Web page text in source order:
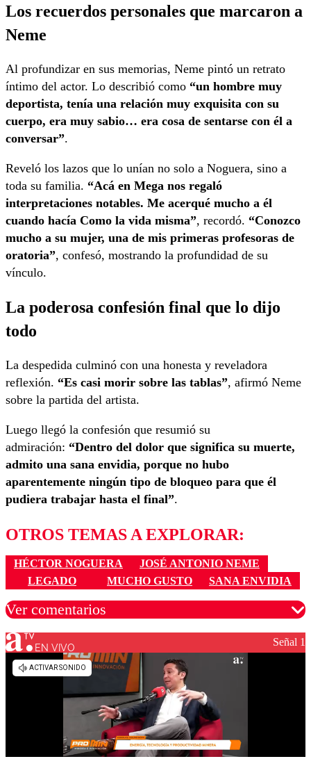
Los recuerdos personales que marcaron a
Neme
Al profundizar en sus memorias, Neme pintó un retrato
íntimo del actor. Lo describió como “un hombre muy
deportista, tenía una relación muy exquisita con su
cuerpo, era muy sabio… era cosa de sentarse con él a
conversar”.
Reveló los lazos que lo unían no solo a Noguera, sino a
toda su familia. “Acá en Mega nos regaló
interpretaciones notables. Me acerqué mucho a él
cuando hacía Como la vida misma”, recordó. “Conozco
mucho a su mujer, una de mis primeras profesoras de
oratoria”, confesó, mostrando la profundidad de su
vínculo.
La poderosa confesión final que lo dijo
todo
La despedida culminó con una honesta y reveladora
reflexión. “Es casi morir sobre las tablas”, afirmó Neme
sobre la partida del artista.
Luego llegó la confesión que resumió su
admiración: “Dentro del dolor que significa su muerte,
admito una sana envidia, porque no hubo
aparentemente ningún tipo de bloqueo para que él
pudiera trabajar hasta el final”.
OTROS TEMAS A EXPLORAR:
HÉCTOR NOGUERA
JOSÉ ANTONIO NEME
LEGADO
MUCHO GUSTO SANA ENVIDIA
Ver comentarios
Los comentarios son moderados para garantizar un
diálogo respetuoso.
EN VIVO Señal 1